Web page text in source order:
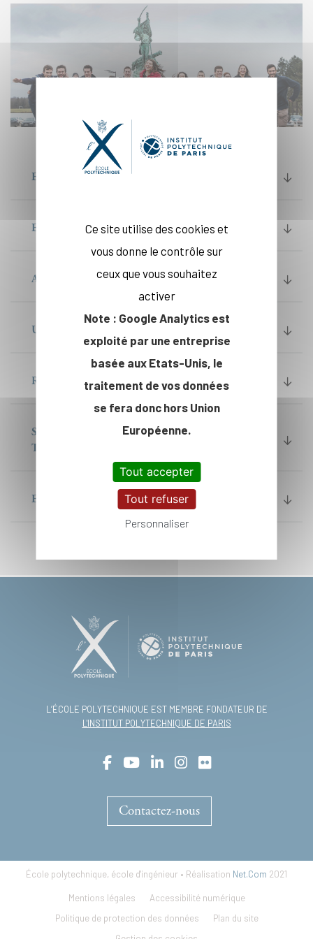
EUROTECH UNIVERSITIES
EUROTEQ ENGINEERING UNIVERSITY
ALLIANCE
U7+
RESCIF
SJTU PARIS ELITE INSTITUTE OF
TECHNOLOGY (SPEIT)
EIT INNOENERGY
L’ÉCOLE POLYTECHNIQUE EST MEMBRE FONDATEUR DE
L'INSTITUT POLYTECHNIQUE DE PARIS
Contactez-nous
École polytechnique, école d'ingénieur • Réalisation Net.Com 2021
Footer
menu
Mentions légales
Accessibilité numérique
Politique de protection des données
Plan du site
Ce site utilise des cookies et
vous donne le contrôle sur
ceux que vous souhaitez
activer
Note : Google Analytics est
exploité par une entreprise
basée aux Etats-Unis, le
traitement de vos données
se fera donc hors Union
Européenne.
Tout accepter
Tout refuser
Personnaliser